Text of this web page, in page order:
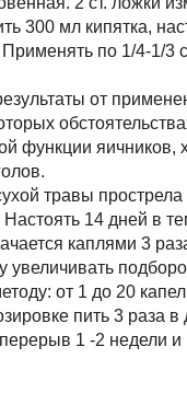
300 мл кипятка,
по 1/4-1/3
от
функции яичников,
травы прострела
Настоять 14 дней в
каплями 3
увеличивать
от 1 до 20
пить 3 раза в
1 -2 недели и